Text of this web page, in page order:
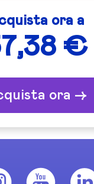
ora a
€
ora ->